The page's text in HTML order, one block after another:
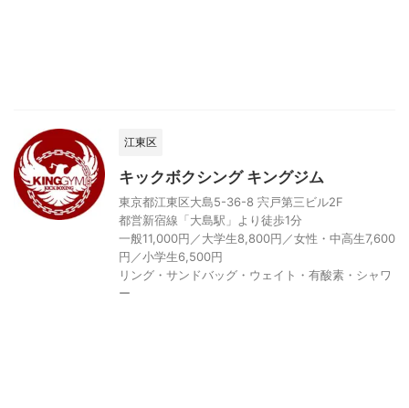
江東区
キックボクシング キングジム
東京都江東区大島5-36-8 宍戸第三ビル2F
都営新宿線「大島駅」より徒歩1分
一般11,000円／大学生8,800円／女性・中高生7,600
円／小学生6,500円
リング・サンドバッグ・ウェイト・有酸素・シャワ
ー